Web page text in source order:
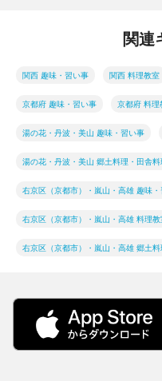
関連
関西 趣味・習い事 関西 料理教室
京都府 趣味・習い事 京都府 料理
湯の花・丹波・美山 趣味・習い事
湯の花・丹波・美山 郷土料理・田舎
右京区（京都市）・嵐山・高雄 趣味
右京区（京都市）・嵐山・高雄 料理
右京区（京都市）・嵐山・高雄 郷土